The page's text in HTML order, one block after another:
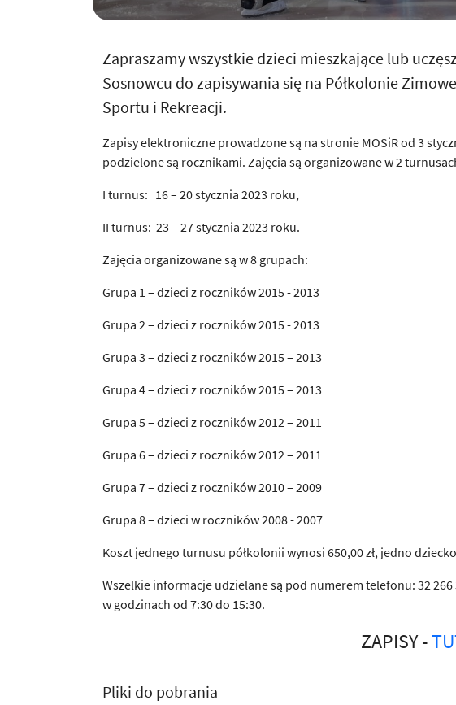
Zapraszamy wszystkie dzieci mieszkające lub
Sosnowcu do zapisywania się na Półkolonie
Sportu i Rekreacji.
Zapisy elektroniczne prowadzone są na stronie MOSiR od 3
podzielone są rocznikami. Zajęcia są organizowane w 2
I turnus: 16 – 20 stycznia 2023 roku,
II turnus: 23 – 27 stycznia 2023 roku.
Zajęcia organizowane są w 8 grupach:
Grupa 1 – dzieci z roczników 2015 - 2013
Grupa 2 – dzieci z roczników 2015 - 2013
Grupa 3 – dzieci z roczników 2015 – 2013
Grupa 4 – dzieci z roczników 2015 – 2013
Grupa 5 – dzieci z roczników 2012 – 2011
Grupa 6 – dzieci z roczników 2012 – 2011
Grupa 7 – dzieci z roczników 2010 – 2009
Grupa 8 – dzieci w roczników 2008 - 2007
Koszt jednego turnusu półkolonii wynosi 650,00 zł, jedno
Wszelkie informacje udzielane są pod numerem telefonu: 32
w godzinach od 7:30 do 15:30.
ZAPISY -
Pliki do pobrania